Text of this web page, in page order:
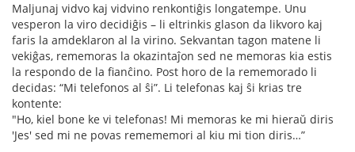
Maljunaj vidvo kaj vidvino renkontiĝis longatempe. Unu
vesperon la viro decidiĝis – li eltrinkis glason da likvoro kaj
faris la amdeklaron al la virino. Sekvantan tagon matene li
vekiĝas, rememoras la okazintaĵon sed ne memoras kia estis
la respondo de la fianĉino. Post horo de la rememorado li
decidas: “Mi telefonos al ŝi”. Li telefonas kaj ŝi krias tre
kontente:
"Ho, kiel bone ke vi telefonas! Mi memoras ke mi hieraŭ diris
'Jes' sed mi ne povas remememori al kiu mi tion diris…”